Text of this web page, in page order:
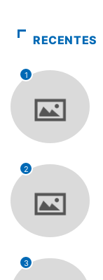
RECENTES
1
2
3